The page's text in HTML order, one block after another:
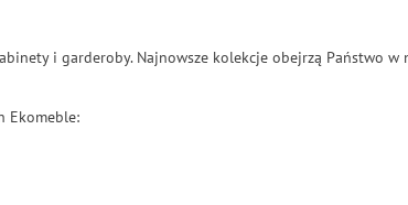
i garderoby. Najnowsze kolekcje obejrzą Państwo w
Ekomeble: